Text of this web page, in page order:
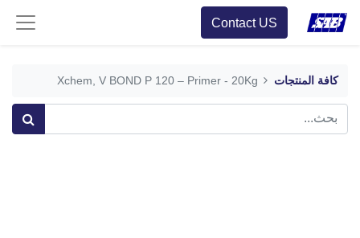
Contact US
كافة المنتجات Xchem, V BOND P 120 – Primer - 20Kg